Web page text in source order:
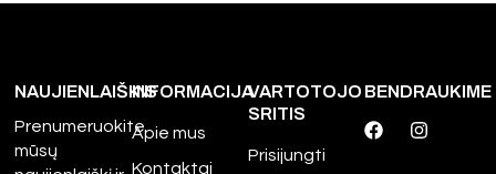
NAUJIENLAIŠKIS
Prenumeruokite
mūsų
INFORMACIJA
Apie mus
Kontaktai
VARTOTOJO
SRITIS
Prisijungti
BENDRAUKIME